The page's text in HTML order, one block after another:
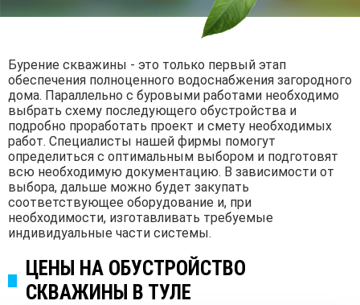
Бурение скважины - это только первый этап
обеспечения полноценного водоснабжения загородного
дома. Параллельно с буровыми работами необходимо
выбрать схему последующего обустройства и
подробно проработать проект и смету необходимых
работ. Специалисты нашей фирмы помогут
определиться с оптимальным выбором и подготовят
всю необходимую документацию. В зависимости от
выбора, дальше можно будет закупать
соответствующее оборудование и, при
необходимости, изготавливать требуемые
индивидуальные части системы.
ЦЕНЫ НА ОБУСТРОЙСТВО
СКВАЖИНЫ В ТУЛЕ